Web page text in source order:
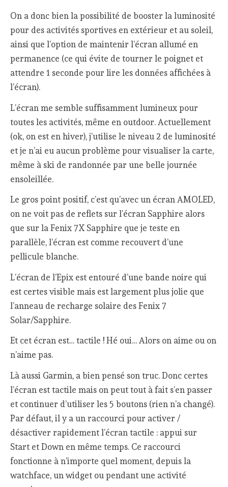
On a donc bien la possibilité de booster la luminosité
pour des activités sportives en extérieur et au soleil,
ainsi que l’option de maintenir l’écran allumé en
permanence (ce qui évite de tourner le poignet et
attendre 1 seconde pour lire les données affichées à
l’écran).
L’écran me semble suffisamment lumineux pour
toutes les activités, même en outdoor. Actuellement
(ok, on est en hiver), j’utilise le niveau 2 de luminosité
et je n’ai eu aucun problème pour visualiser la carte,
même à ski de randonnée par une belle journée
ensoleillée.
Le gros point positif, c’est qu’avec un écran AMOLED,
on ne voit pas de reflets sur l’écran Sapphire alors
que sur la Fenix 7X Sapphire que je teste en
parallèle, l’écran est comme recouvert d’une
pellicule blanche.
L’écran de l’Epix est entouré d’une bande noire qui
est certes visible mais est largement plus jolie que
l’anneau de recharge solaire des Fenix 7
Solar/Sapphire.
Et cet écran est… tactile ! Hé oui… Alors on aime ou on
n’aime pas.
Là aussi Garmin, a bien pensé son truc. Donc certes
l’écran est tactile mais on peut tout à fait s’en passer
et continuer d’utiliser les 5 boutons (rien n’a changé).
Par défaut, il y a un raccourci pour activer /
désactiver rapidement l’écran tactile : appui sur
Start et Down en même temps. Ce raccourci
fonctionne à n’importe quel moment, depuis la
watchface, un widget ou pendant une activité